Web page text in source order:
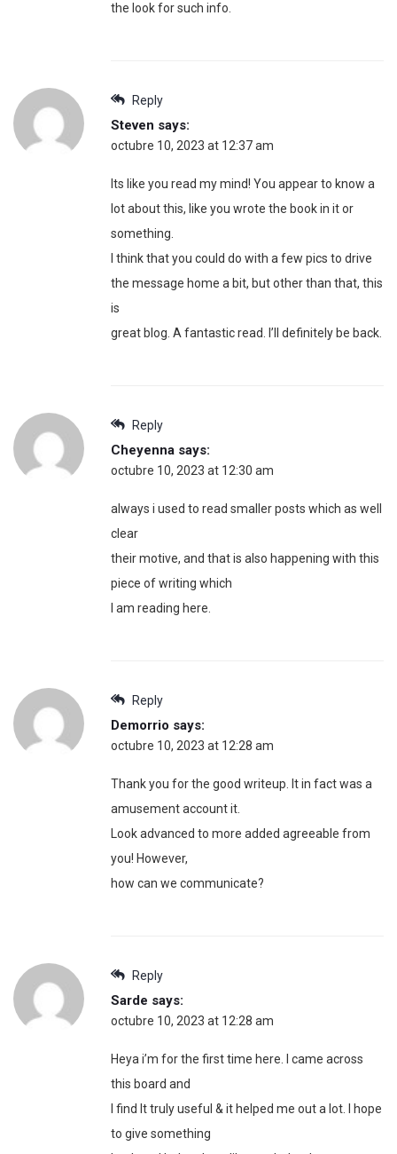
the look for such info.
Reply
Steven says:
octubre 10, 2023 at 12:37 am
Its like you read my mind! You appear to know a
lot about this, like you wrote the book in it or
something.
I think that you could do with a few pics to drive
the message home a bit, but other than that, this
is
great blog. A fantastic read. I’ll definitely be back.
Reply
Cheyenna says:
octubre 10, 2023 at 12:30 am
always i used to read smaller posts which as well
clear
their motive, and that is also happening with this
piece of writing which
I am reading here.
Reply
Demorrio says:
octubre 10, 2023 at 12:28 am
Thank you for the good writeup. It in fact was a
amusement account it.
Look advanced to more added agreeable from
you! However,
how can we communicate?
Reply
Sarde says:
octubre 10, 2023 at 12:28 am
Heya i’m for the first time here. I came across
this board and
I find It truly useful & it helped me out a lot. I hope
to give something